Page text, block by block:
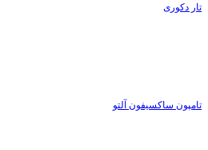
تار دکوری
تامپون ساکسیفون آلتو